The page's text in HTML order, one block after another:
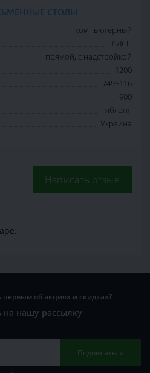
СТОЛЫ
компьютерный
ЛДСП
прямой, с надстройкой
1200
749+116
900
яблоня
Украина
Написать отзыв
первым об акциях и скидках?
нашу рассылку
Подписаться